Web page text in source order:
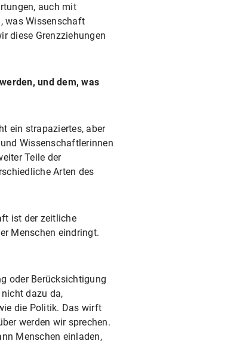
auch mit
was Wissenschaft
diese Grenzziehungen
und dem, was
ein strapaziertes, aber
Wissenschaftlerinnen
Teile der
Arten des
ist der zeitliche
Menschen eindringt.
oder Berücksichtigung
dazu da,
die Politik. Das wirft
werden wir sprechen.
Menschen einladen,